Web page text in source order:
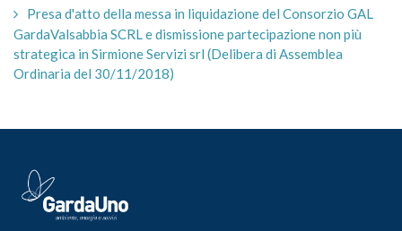
Presa d'atto della messa in liquidazione del Consorzio GAL
GardaValsabbia SCRL e dismissione partecipazione non più
strategica in Sirmione Servizi srl (Delibera di Assemblea
Ordinaria del 30/11/2018)